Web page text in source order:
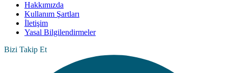
Hakkımızda
Kullanım Şartları
İletişim
Yasal Bilgilendirmeler
Bizi Takip Et